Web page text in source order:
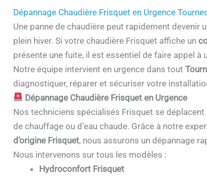
Dépannage Chaudière Frisquet en Urgence
Une panne de chaudière peut rapidement devenir
plein hiver. Si votre chaudière Frisquet affiche un
présente une fuite, il est essentiel de faire appel à
Notre équipe intervient en urgence dans tout
diagnostiquer, réparer et sécuriser votre
Dépannage Chaudière Frisquet en Urgence
Nos techniciens spécialisés Frisquet se déplacent
de chauffage ou d’eau chaude. Grâce à notre
d’origine Frisquet, nous assurons un dépannage
Nous intervenons sur tous les modèles :
Hydroconfort Frisquet